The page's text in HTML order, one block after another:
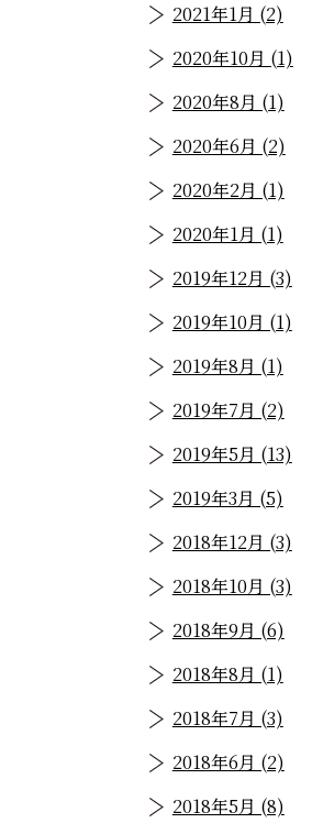
2021年1月 (2)
2020年10月 (1)
2020年8月 (1)
2020年6月 (2)
2020年2月 (1)
2020年1月 (1)
2019年12月 (3)
2019年10月 (1)
2019年8月 (1)
2019年7月 (2)
2019年5月 (13)
2019年3月 (5)
2018年12月 (3)
2018年10月 (3)
2018年9月 (6)
2018年8月 (1)
2018年7月 (3)
2018年6月 (2)
2018年5月 (8)